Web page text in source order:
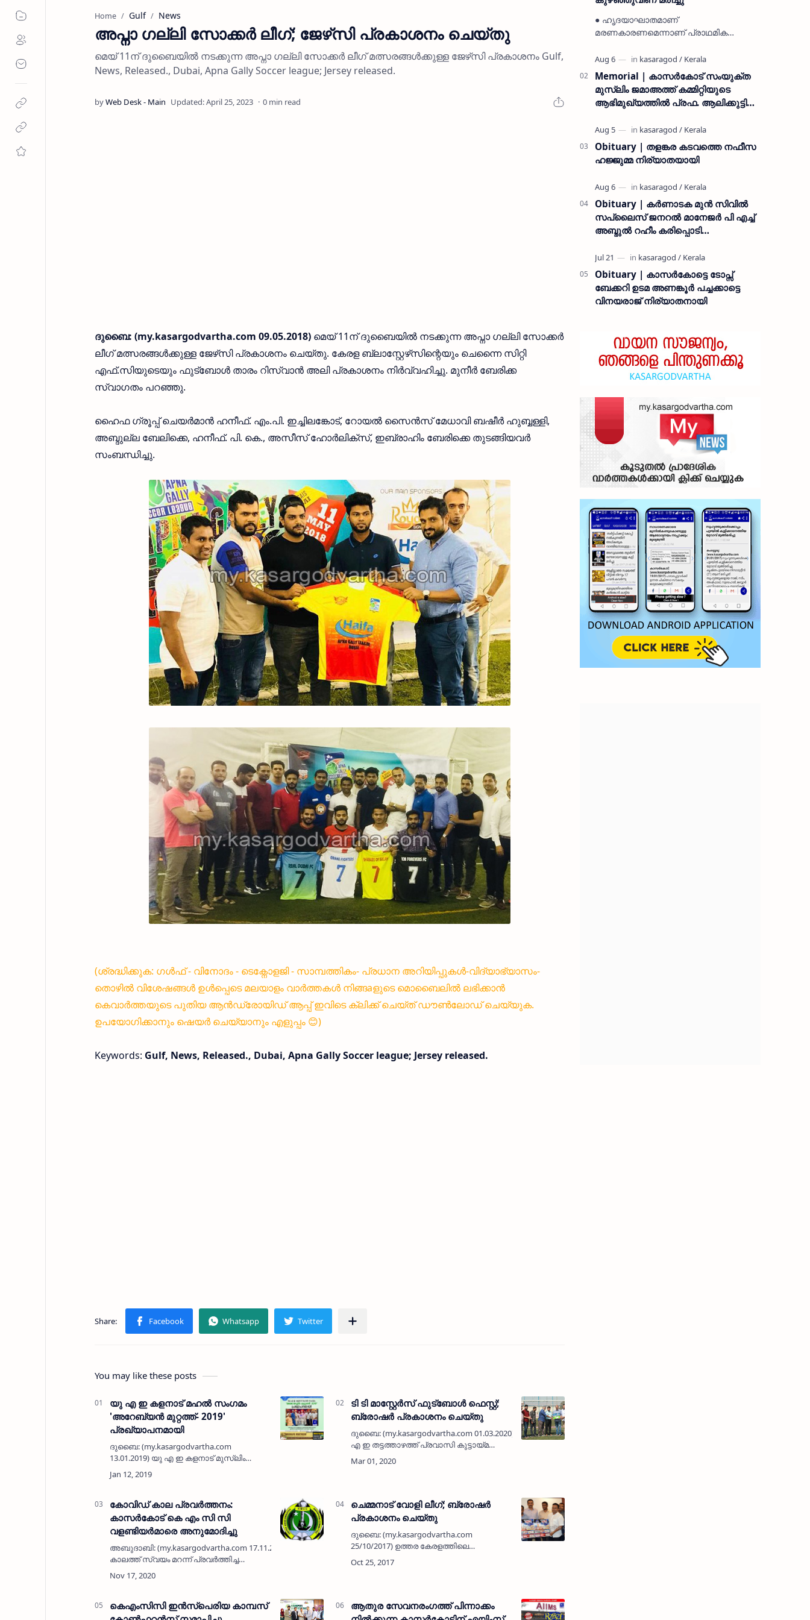
Home Gulf News
അപ്നാ ഗല്ലി സോക്കര്‍ ലീഗ്; ജേഴ്‌സി പ്രകാശനം ചെയ്തു
മെയ് 11ന് ദുബൈയില്‍ നടക്കുന്ന അപ്നാ ഗല്ലി സോക്കര്‍ ലീഗ് മത്സരങ്ങള്‍ക്കുള്ള ജേഴ്‌സി പ്രകാശനം Gulf,
News, Released., Dubai, Apna Gally Soccer league; Jersey released.
0 min read
ദുബൈ: (my.kasargodvartha.com 09.05.2018) മെയ് 11ന് ദുബൈയില്‍ നടക്കുന്ന അപ്നാ ഗല്ലി സോക്കര്‍
ലീഗ് മത്സരങ്ങള്‍ക്കുള്ള ജേഴ്‌സി പ്രകാശനം ചെയ്തു. കേരള ബ്ലാസ്റ്റേഴ്‌സിന്റെയും ചെന്നൈ സിറ്റി
എഫ്.സിയുടെയും ഫുട്‌ബോള്‍ താരം റിസ്വാന്‍ അലി പ്രകാശനം നിര്‍വ്വഹിച്ചു. മുനീര്‍ ബേരിക്ക
സ്വാഗതം പറഞ്ഞു.
ഹൈഫ ഗ്രൂപ്പ് ചെയര്‍മാന്‍ ഹനീഫ്. എം.പി. ഇച്ചിലങ്കോട്, റോയല്‍ സൈന്‍സ് മേധാവി ബഷീര്‍ ഹുബ്ബള്ളി,
അബ്ദുല്ല ബേലിക്കെ, ഹനീഫ്. പി. കെ., അസീസ് ഹോര്‍ലിക്‌സ്, ഇബ്രാഹിം ബേരിക്കെ തുടങ്ങിയവര്‍
സംബന്ധിച്ചു.
(ശ്രദ്ധിക്കുക: ഗൾഫ് - വിനോദം - ടെക്നോളജി - സാമ്പത്തികം- പ്രധാന അറിയിപ്പുകൾ-വിദ്യാഭ്യാസം-
തൊഴിൽ വിശേഷങ്ങൾ ഉൾപ്പെടെ മലയാളം വാർത്തകൾ നിങ്ങaളുടെ മൊബൈലിൽ ലഭിക്കാൻ
കെവാർത്തയുടെ പുതിയ ആൻഡ്രോയിഡ് ആപ്പ് ഇവിടെ ക്ലിക്ക് ചെയ്ത് ഡൗൺലോഡ് ചെയ്യുക.
ഉപയോഗിക്കാനും ഷെയർ ചെയ്യാനും എളുപ്പം 😊)
Keywords: Gulf, News, Released., Dubai, Apna Gally Soccer league; Jersey released.
You may like these posts
യു എ ഇ കളനാട് മഹല്‍ സംഗമം
'അറേബ്യന്‍ മുറ്റത്ത്- 2019'
പ്രഖ്യാപനമായി
ദുബൈ: (my.kasargodvartha.com
13.01.2019) യു എ ഇ കളനാട് മുസ്ലിം
ജമാഅത്തിന്റെ ആഭിമുഖ്യത്തില്‍
സംഘടിപ്പിക്കുന്ന 'അറേബ്യന്‍ മുറ്റത്ത്- 2019'
ടി ടി മാസ്റ്റേര്‍സ് ഫുട്‌ബോള്‍ ഫെസ്റ്റ്;
ബ്രോഷര്‍ പ്രകാശനം ചെയ്തു
ദുബൈ: (my.kasargodvartha.com 01.03.2020) യു
എ ഇ തട്ടത്താഴത്ത് പ്രവാസി കുട്ടായ്മ
ദുബൈ ഖിസൈസ് ടാര്‍ഗറ്റ് ഗ്രൗണ്ടില്‍
ഏപ്രില്‍ പത്തിന് സംഘടിപ്പിക്കുന്ന
കോവിഡ് കാല പ്രവര്‍ത്തനം:
കാസര്‍കോട് കെ എം സി സി
വളണ്ടിയര്‍മാരെ അനുമോദിച്ചു
അബുദാബി: (my.kasargodvartha.com 17.11.2020) കോവിഡ്
കാലത്ത് സ്വയം മറന്ന് പ്രവര്‍ത്തിച്ച
അബുദാബിയിലെ വളണ്ടിയര്‍മാരെ
കാസര്‍കോട് ജില്ലാ കെ എം സി സി
ചെമ്മനാട് വോളി ലീഗ്; ബ്രോഷര്‍
പ്രകാശനം ചെയ്തു
ദുബൈ: (my.kasargodvartha.com
25/10/2017) ഉത്തര കേരളത്തിലെ
വോളിബോളിന്റെ ഈറ്റില്ലമായ ചെമ്മനാട്
നിവാസികള്‍ യു എ ഇയില്‍ സംഘടിപ്പിക്കുന്ന
കെഎംസിസി ഇന്‍സ്പെരിയ കാമ്പസ്
ആതുര സേവനരംഗത്ത് പിന്നാക്കം
● ഹൃദയാഘാതമാണ്
മരണകാരണമെന്നാണ് പ്രാഥമിക
കമ്യൂണിസ്റ്റ് പ്രവർത്തകരായ
രാമൻ്റെയും ചിരുതേയിയുടെയും
മകളാണ് ● വിവരമറിഞ്ഞ് ജനപ്ര…
Memorial | കാസർകോട് സംയുക്ത
മുസ്ലിം ജമാഅത്ത് കമ്മിറ്റിയുടെ
ആഭിമുഖ്യത്തിൽ പ്രഫ. ആലിക്കുട്ടി
Obituary | തളങ്കര കടവത്തെ നഫീസ
ഹജ്ജുമ്മ നിര്യാതയായി
Obituary | കർണാടക മുൻ സിവില്‍
സപ്ലൈസ് ജനറൽ മാനേജർ പി എച്ച്
അബ്ദുൽ റഹീം കരിപ്പൊടി
Obituary | കാസർകോട്ടെ ടോപ്സ്
ബേക്കറി ഉടമ അണങ്കൂർ പച്ചക്കാട്ടെ
വിനയരാജ് നിര്യാതനായി